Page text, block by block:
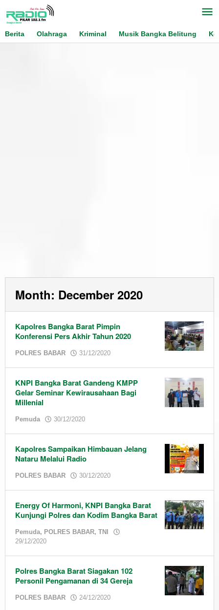
content
Berita
Olahraga Kriminal Musik Bangka Belitung
Month: December 2020
Kapolres Bangka Barat Pimpin
Konferensi Pers Akhir Tahun 2020
POLRES BABAR 31/12/2020
KNPI Bangka Barat Gandeng KMPP
Gelar Seminar Kewirausahaan Bagi
Millenial
Pemuda 30/12/2020
Kapolres Sampaikan Himbauan Jelang
Nataru Melalui Radio
POLRES BABAR 30/12/2020
Energy Of Harmoni, KNPI Bangka Barat
Kunjungi Polres dan Kodim Bangka Barat
Pemuda, POLRES BABAR, TNI
29/12/2020
Polres Bangka Barat Siagakan 102
Personil Pengamanan di 34 Gereja
POLRES BABAR 24/12/2020